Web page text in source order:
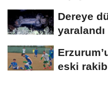
Dereye
yaralandı
eski